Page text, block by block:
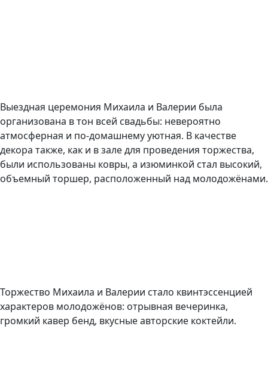
Выездная церемония Михаила и Валерии была
организована в тон всей свадьбы: невероятно
атмосферная и по-домашнему уютная. В качестве
декора также, как и в зале для проведения торжества,
были использованы ковры, а изюминкой стал высокий,
объемный торшер, расположенный над молодожёнами.
Торжество Михаила и Валерии стало квинтэссенцией
характеров молодожёнов: отрывная вечеринка,
громкий кавер бенд, вкусные авторские коктейли.